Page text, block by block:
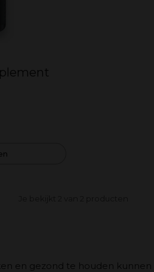
en gezond te houden kunnen